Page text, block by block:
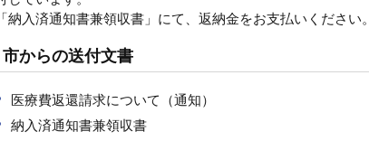
「納入済通知書兼領収書」にて、返納金をお支払いください。
市からの送付文書
医療費返還請求について（通知）
納入済通知書兼領収書